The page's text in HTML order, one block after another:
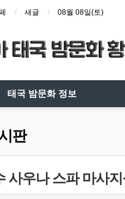
새글 08월 08일(토)
태국 밤문화 정보
판
사우나 스파 마사